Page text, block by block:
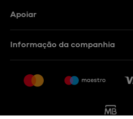
Apoiar
Rescindir o contrato
Informação da companhia
Carreiras